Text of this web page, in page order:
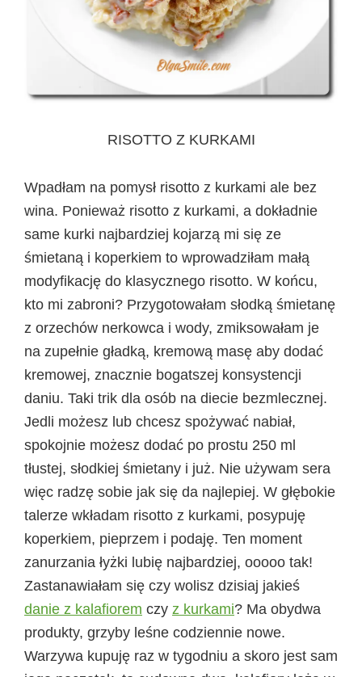
RISOTTO Z KURKAMI
Wpadłam na pomysł risotto z kurkami ale bez
wina. Ponieważ risotto z kurkami, a dokładnie
same kurki najbardziej kojarzą mi się ze
śmietaną i koperkiem to wprowadziłam małą
modyfikację do klasycznego risotto. W końcu,
kto mi zabroni? Przygotowałam słodką śmietanę
z orzechów nerkowca i wody, zmiksowałam je
na zupełnie gładką, kremową masę aby dodać
kremowej, znacznie bogatszej konsystencji
daniu. Taki trik dla osób na diecie bezmlecznej.
Jedli możesz lub chcesz spożywać nabiał,
spokojnie możesz dodać po prostu 250 ml
tłustej, słodkiej śmietany i już. Nie używam sera
więc radzę sobie jak się da najlepiej. W głębokie
talerze wkładam risotto z kurkami, posypuję
koperkiem, pieprzem i podaję. Ten moment
zanurzania łyżki lubię najbardziej, ooooo tak!
Zastanawiałam się czy wolisz dzisiaj jakieś
danie z kalafiorem czy z kurkami? Ma obydwa
produkty, grzyby leśne codziennie nowe.
Warzywa kupuję raz w tygodniu a skoro jest sam